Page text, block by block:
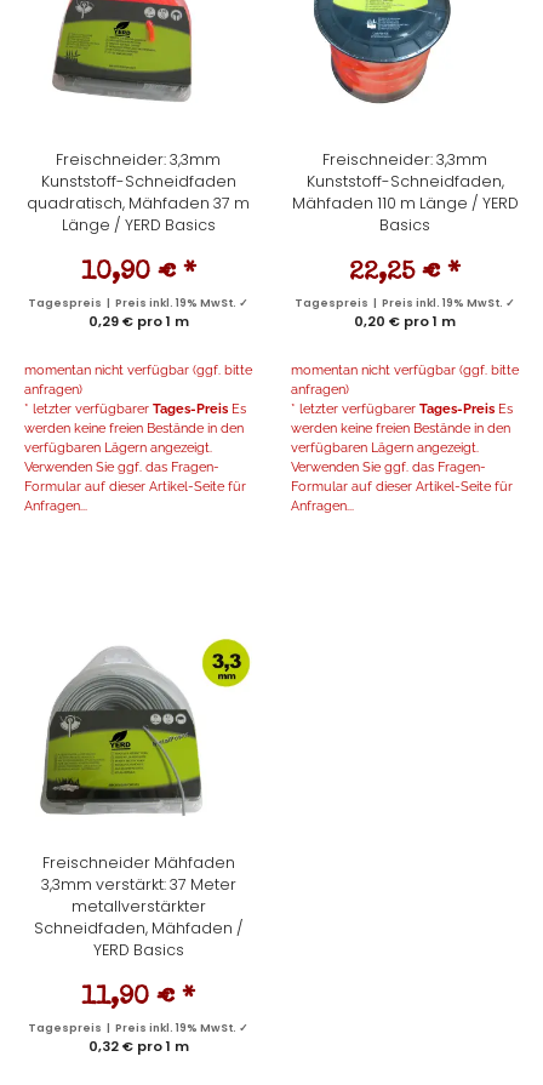
Freischneider: 3,3mm
Kunststoff-Schneidfaden
quadratisch, Mähfaden 37 m
Länge / YERD Basics
10,90 € *
Tagespreis | Preis inkl. 19% MwSt. ✓
0,29 € pro 1 m
momentan nicht verfügbar (ggf. bitte
anfragen)
* letzter verfügbarer Tages-Preis Es
werden keine freien Bestände in den
verfügbaren Lägern angezeigt.
Verwenden Sie ggf. das Fragen-
Formular auf dieser Artikel-Seite für
Anfragen...
Freischneider: 3,3mm
Kunststoff-Schneidfaden,
Mähfaden 110 m Länge / YERD
Basics
22,25 € *
Tagespreis | Preis inkl. 19% MwSt. ✓
0,20 € pro 1 m
momentan nicht verfügbar (ggf. bitte
anfragen)
* letzter verfügbarer Tages-Preis Es
werden keine freien Bestände in den
verfügbaren Lägern angezeigt.
Verwenden Sie ggf. das Fragen-
Formular auf dieser Artikel-Seite für
Anfragen...
Freischneider Mähfaden
3,3mm verstärkt: 37 Meter
metallverstärkter
Schneidfaden, Mähfaden /
YERD Basics
11,90 € *
Tagespreis | Preis inkl. 19% MwSt. ✓
0,32 € pro 1 m